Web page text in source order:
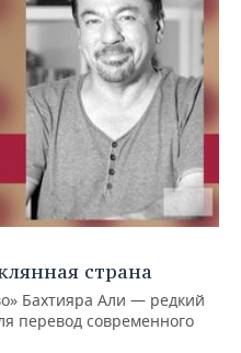
страна
Бахтияра Али — редкий
перевод современного